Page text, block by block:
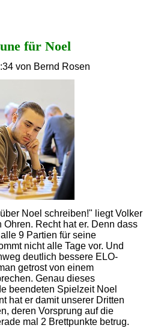
für Noel
von Bernd Rosen
Noel schreiben!" liegt Volker
Recht hat er. Denn dass
9 Partien für seine
nicht alle Tage vor. Und
deutlich bessere ELO-
getrost von einem
Genau dieses
beendeten Spielzeit Noel
hat er damit unserer Dritten
deren Vorsprung auf die
mal 2 Brettpunkte betrug.